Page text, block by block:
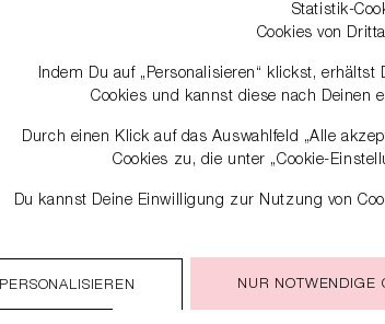
Statistik-
Cookies von
Indem Du auf „Personalisieren“ klickst,
Cookies und kannst diese nach Deinen
Durch einen Klick auf das Auswahlfeld „Alle
Cookies zu, die unter „Cookie-
Du kannst Deine Einwilligung zur Nutzung von
PERSONALISIEREN NUR NOTWENDIGE